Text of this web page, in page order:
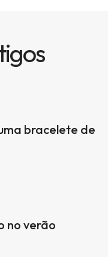
bracelete de
no verão